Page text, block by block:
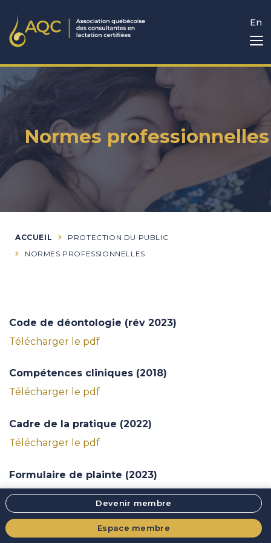
Devenir membre
Espace membre
En
Normes professionnelles
ACCUEIL
PROTECTION DU PUBLIC
NORMES PROFESSIONNELLES
Code de déontologie (rév 2023)
Télécharger le pdf
Compétences cliniques (2018)
Télécharger le pdf
Cadre de la pratique (2022)
Télécharger le pdf
Formulaire de plainte (2023)
Télécharger le pdf
Procédures disciplinaires (rév 2023)